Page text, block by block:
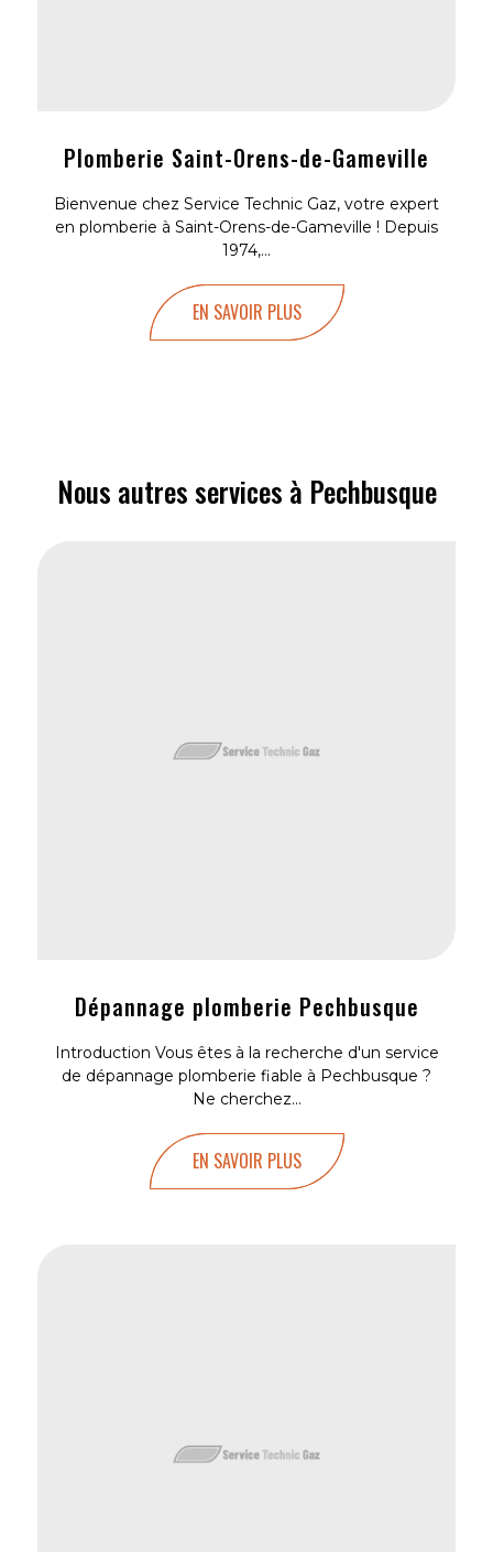
Plomberie Saint-Orens-de-Gameville
Bienvenue chez Service Technic Gaz, votre expert
en plomberie à Saint-Orens-de-Gameville ! Depuis
1974,...
EN SAVOIR PLUS
Nous autres services à Pechbusque
Dépannage plomberie Pechbusque
Introduction Vous êtes à la recherche d'un service
de dépannage plomberie fiable à Pechbusque ?
Ne cherchez...
EN SAVOIR PLUS